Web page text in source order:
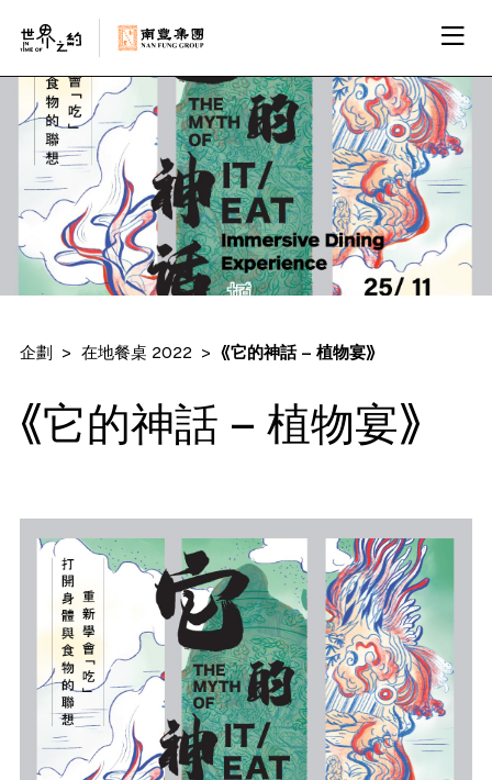
企劃 在地餐桌 2022 《它的神話 – 植物宴》
《它的神話 – 植物宴》